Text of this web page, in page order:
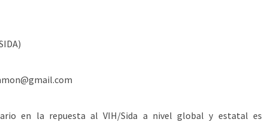
en la repuesta al VIH/Sida a nivel global y estatal es